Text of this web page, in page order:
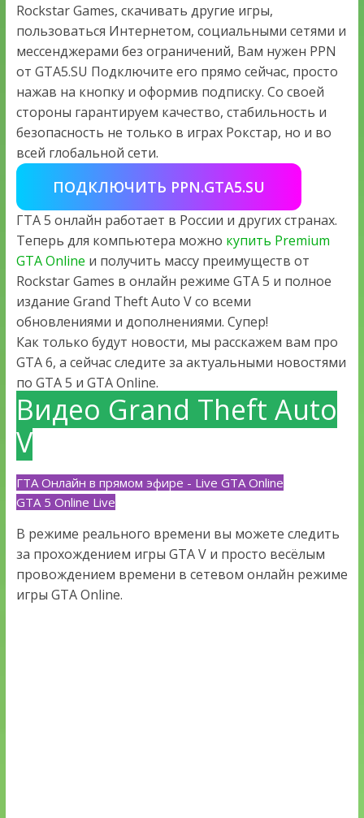
Rockstar Games, скачивать другие игры,
пользоваться Интернетом, социальными сетями и
мессенджерами без ограничений, Вам нужен PPN
от GTA5.SU Подключите его прямо сейчас, просто
нажав на кнопку и оформив подписку. Со своей
стороны гарантируем качество, стабильность и
безопасность не только в играх Рокстар, но и во
всей глобальной сети.
ПОДКЛЮЧИТЬ PPN.GTA5.SU
ГТА 5 онлайн работает в России и других странах.
Теперь для компьютера можно купить Premium
GTA Online и получить массу преимуществ от
Rockstar Games в онлайн режиме GTA 5 и полное
издание Grand Theft Auto V со всеми
обновлениями и дополнениями. Супер!
Как только будут новости, мы расскажем вам про
GTA 6, а сейчас следите за актуальными новостями
по GTA 5 и GTA Online.
Видео Grand Theft Auto
V
ГТА Онлайн в прямом эфире - Live GTA Online
GTA 5 Online Live
В режиме реального времени вы можете следить
за прохождением игры GTA V и просто весёлым
провождением времени в сетевом онлайн режиме
игры GTA Online.